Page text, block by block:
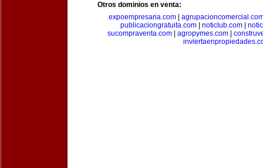
Otros dominios en venta:
expoempresaria.com|
publicaciongratuita.com| noticlub.com|
sucompraventa.com
agropymes.com